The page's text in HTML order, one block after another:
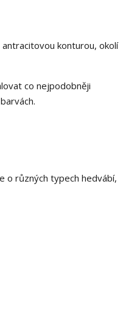
konturou, okolí
co nejpodobněji
o různých typech hedvábí,